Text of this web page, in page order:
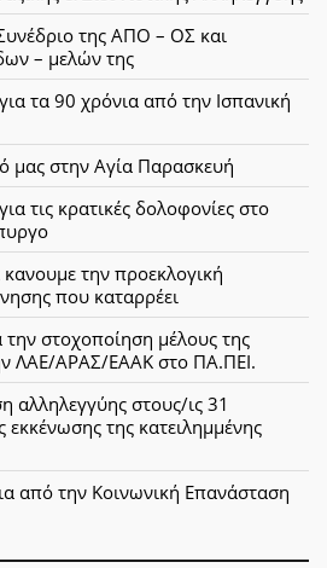
της ΑΠΟ – ΟΣ και
– μελών της
τα 90 χρόνια από την Ισπανική
μας στην Αγία Παρασκευή
τις κρατικές δολοφονίες στο
την προεκλογική
που καταρρέει
στοχοποίηση μέλους της
ΛΑΕ/ΑΡΑΣ/ΕΑΑΚ στο ΠΑ.ΠΕΙ.
αλληλεγγύης στους/ις 31
εκκένωσης της κατειλημμένης
από την Κοινωνική Επανάσταση